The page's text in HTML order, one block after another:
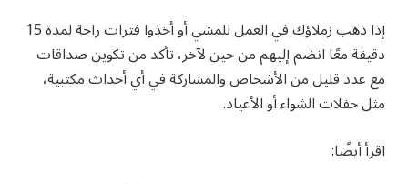
إذا ذهب زملاؤك في العمل للمشي أو أخذوا فترات راحة لمدة 15
دقيقة معًا انضم إليهم من حين لآخر، تأكد من تكوين صداقات
مع عدد قليل من الأشخاص والمشاركة في أي أحداث مكتبية،
مثل حفلات الشواء أو الأعياد.
اقرأ أيضًا: